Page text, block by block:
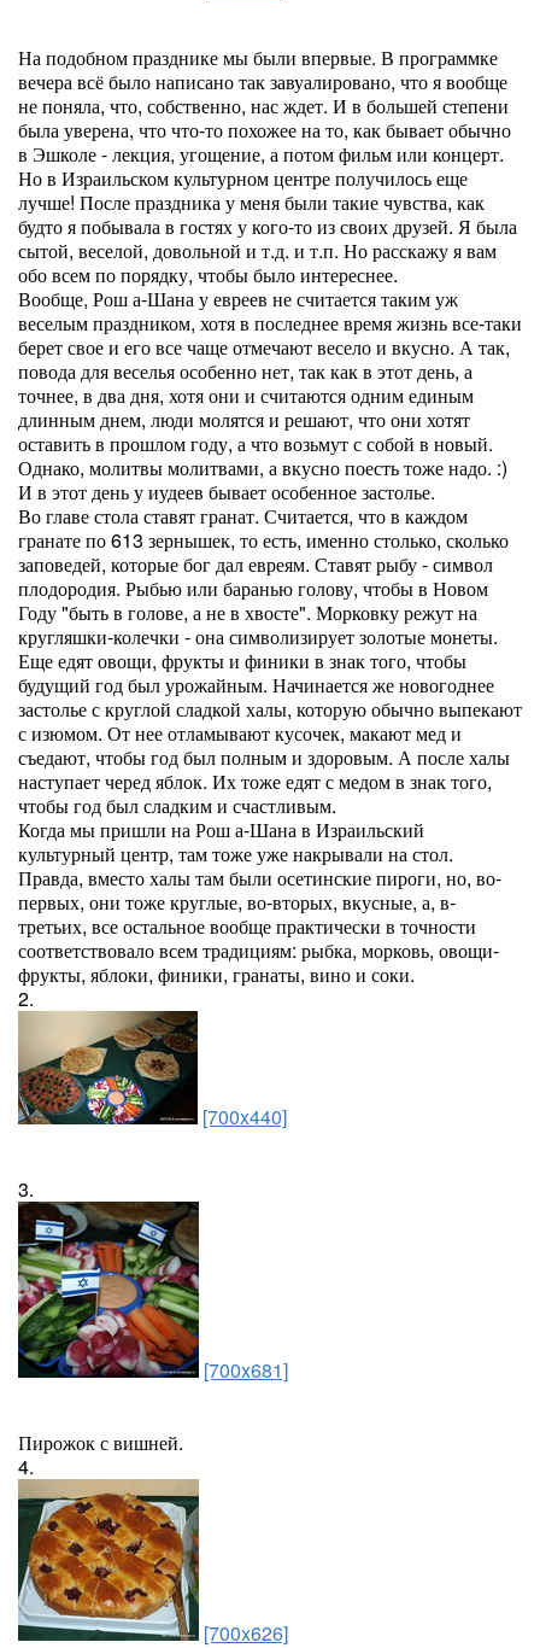
На подобном празднике мы были впервые. В программке
вечера всё было написано так завуалировано, что я вообще
не поняла, что, собственно, нас ждет. И в большей степени
была уверена, что что-то похожее на то, как бывает обычно
в Эшколе - лекция, угощение, а потом фильм или концерт.
Но в Израильском культурном центре получилось еще
лучше! После праздника у меня были такие чувства, как
будто я побывала в гостях у кого-то из своих друзей. Я была
сытой, веселой, довольной и т.д. и т.п. Но расскажу я вам
обо всем по порядку, чтобы было интереснее.
Вообще, Рош а-Шана у евреев не считается таким уж
веселым праздником, хотя в последнее время жизнь все-таки
берет свое и его все чаще отмечают весело и вкусно. А так,
повода для веселья особенно нет, так как в этот день, а
точнее, в два дня, хотя они и считаются одним единым
длинным днем, люди молятся и решают, что они хотят
оставить в прошлом году, а что возьмут с собой в новый.
Однако, молитвы молитвами, а вкусно поесть тоже надо. :)
И в этот день у иудеев бывает особенное застолье.
Во главе стола ставят гранат. Считается, что в каждом
гранате по 613 зернышек, то есть, именно столько, сколько
заповедей, которые бог дал евреям. Ставят рыбу - символ
плодородия. Рыбью или баранью голову, чтобы в Новом
Году "быть в голове, а не в хвосте". Морковку режут на
кругляшки-колечки - она символизирует золотые монеты.
Еще едят овощи, фрукты и финики в знак того, чтобы
будущий год был урожайным. Начинается же новогоднее
застолье с круглой сладкой халы, которую обычно выпекают
с изюмом. От нее отламывают кусочек, макают мед и
съедают, чтобы год был полным и здоровым. А после халы
наступает черед яблок. Их тоже едят с медом в знак того,
чтобы год был сладким и счастливым.
Когда мы пришли на Рош а-Шана в Израильский
культурный центр, там тоже уже накрывали на стол.
Правда, вместо халы там были осетинские пироги, но, во-
первых, они тоже круглые, во-вторых, вкусные, а, в-
третьих, все остальное вообще практически в точности
соответствовало всем традициям: рыбка, морковь, овощи-
фрукты, яблоки, финики, гранаты, вино и соки.
2.
[700x440]
3.
[700x681]
Пирожок с вишней.
4.
[700x626]